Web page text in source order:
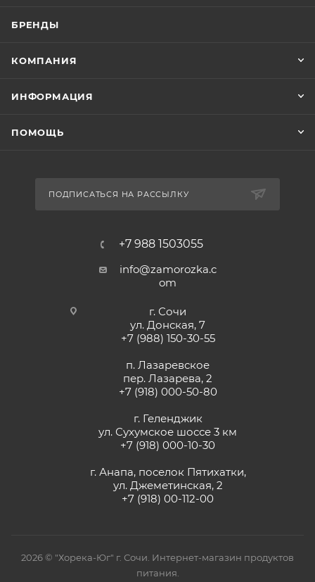
БРЕНДЫ
КОМПАНИЯ
ИНФОРМАЦИЯ
ПОМОЩЬ
ПОДПИСАТЬСЯ НА РАССЫЛКУ
+7 988 1503055
info@zamorozka.c
om
г. Сочи
ул. Донская, 7
+7 (988) 150-30-55
п. Лазаревское
пер. Лазарева, 2
+7 (918) 000-50-80
г. Геленджик
ул. Сухумское шоссе 3 км
+7 (918) 000-10-30
г. Анапа, поселок Пятихатки,
ул. Джеметинская, 2
+7 (918) 00-112-00
2026 © "Хорека-Юг" г. Сочи. Интернет-магазин продуктов
питания.